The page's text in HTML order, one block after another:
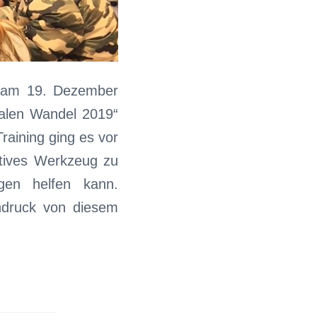
19. Dezember
Wandel 2019“
ging es vor
Werkzeug zu
helfen kann.
von diesem